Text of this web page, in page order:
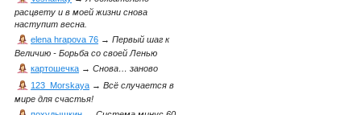
расцвету и в моей жизни снова
наступит весна.
elena hrapova 76 → Первый шаг к
Величию - Борьба со своей Ленью
картошечка → Снова… заново
123_Morskaya → Всё случается в
мире для счастья!